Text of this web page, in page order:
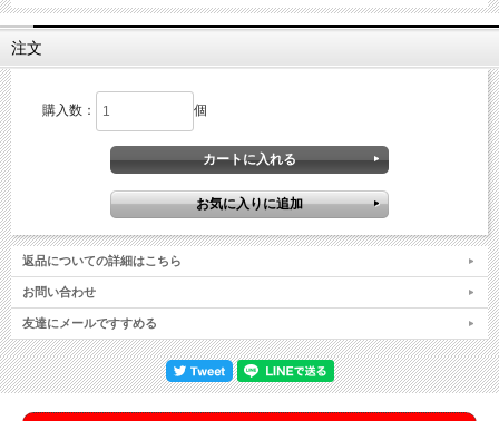
注文
購入数： 個
返品についての詳細はこちら
お問い合わせ
友達にメールですすめる